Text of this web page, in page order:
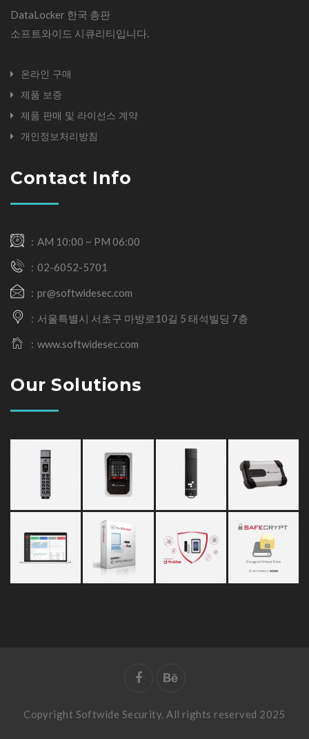
DataLocker 한국 총판
소프트와이드 시큐리티입니다.
온라인 구매
제품 보증
제품 판매 및 라이선스 계약
개인정보처리방침
Contact Info
AM 10:00 ~ PM 06:00
02-6052-5701
pr@softwidesec.com
서울특별시 서초구 마방로10길 5 태석빌딩 7층
www.softwidesec.com
Our Solutions
Copyright Softwide Security. All rights reserved 2025